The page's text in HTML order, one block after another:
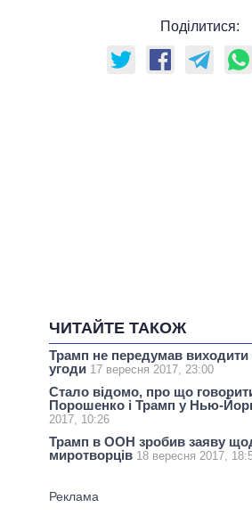
Поділитися:
ЧИТАЙТЕ ТАКОЖ
Трамп не передумав виходити
угоди 17 вересня 2017, 23:00
Стало відомо, про що
Порошенко і Трамп у Нью-
2017, 10:26
Трамп в ООН зробив заяву
миротворців 18 вересня 2017,